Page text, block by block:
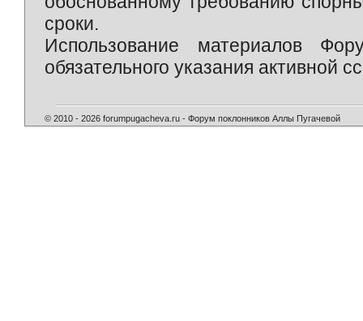
сроки.
Использование материалов
обязательного указания активной
© 2010 - 2026 forumpugacheva.ru - Форум поклонников Аллы Пугачевой